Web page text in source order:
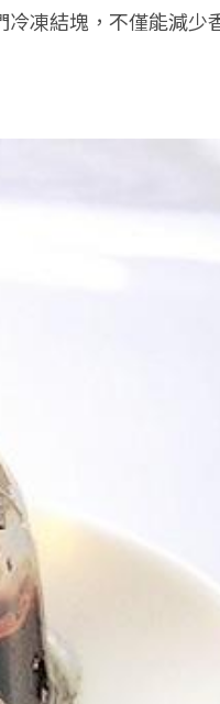
凍結塊，不僅能減少